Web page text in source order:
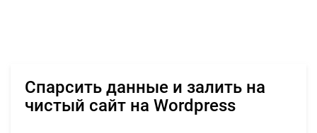
Спарсить данные и залить на
чистый сайт на Wordpress